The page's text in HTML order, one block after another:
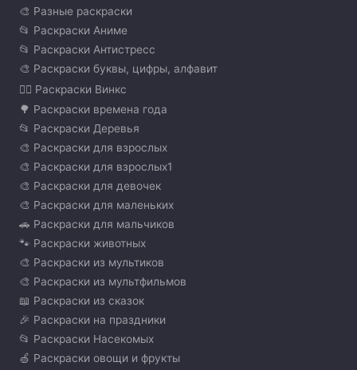
🎨 Разные раскраски
📂 Раскраски Аниме
📂 Раскраски Антистресс
🎨 Раскраски буквы, цифры, алфавит
🧚‍♀️ Раскраски Винкс
🌳 Раскраски времена года
📂 Раскраски Деревья
🎨 Раскраски для взрослых
🎨 Раскраски для взрослых1
🎨 Раскраски для девочек
🎨 Раскраски для маленьких
🚗 Раскраски для мальчиков
🐾 Раскраски животных
🎨 Раскраски из мультиков
🎨 Раскраски из мультфильмов
📖 Раскраски из сказок
🎉 Раскраски на праздники
📂 Раскраски Насекомых
🍏 Раскраски овощи и фрукты